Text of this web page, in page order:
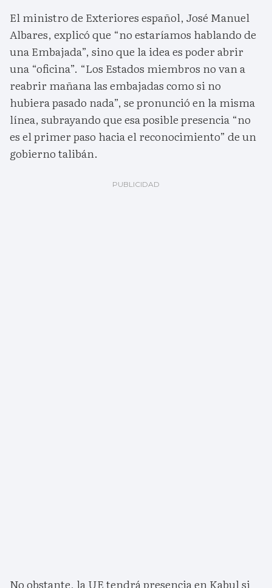
El ministro de Exteriores español, José Manuel
Albares, explicó que “no estaríamos hablando de
una Embajada”, sino que la idea es poder abrir
una “oficina”. “Los Estados miembros no van a
reabrir mañana las embajadas como si no
hubiera pasado nada”, se pronunció en la misma
línea, subrayando que esa posible presencia “no
es el primer paso hacia el reconocimiento” de un
gobierno talibán.
No obstante, la UE tendrá presencia en Kabul si